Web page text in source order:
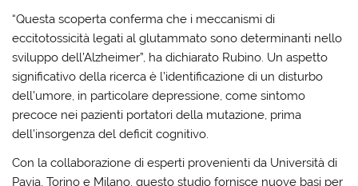
“Questa scoperta conferma che i meccanismi di
eccitotossicità legati al glutammato sono determinanti nello
sviluppo dell’Alzheimer”, ha dichiarato Rubino. Un aspetto
significativo della ricerca è l’identificazione di un disturbo
dell’umore, in particolare depressione, come sintomo
precoce nei pazienti portatori della mutazione, prima
dell’insorgenza del deficit cognitivo.
Con la collaborazione di esperti provenienti da Università di
Pavia, Torino e Milano, questo studio fornisce nuove basi per